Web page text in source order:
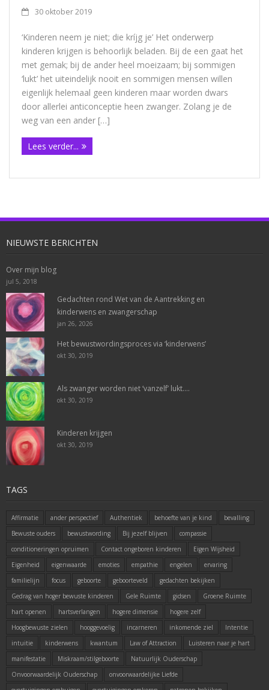
30 oktober 2019
‘Kinderen neem je niet; die kríjg je’ Het onderwerp
kinderen krijgen is behoorlijk beladen. Bij de een gaat het
met gemak; bij de ander heel moeizaam; bij sommigen
‘lukt’ het uiteindelijk nooit en sommigen mensen willen
eigenlijk helemaal geen kinderen maar worden dwars
door allerlei anticonceptie heen zwanger. Zolang je de
weg van een ander […]
Lees verder...
NIEUWSTE BERICHTEN
Over mijn blog
jul 5, 2018
Gedachten rond Wet van de Aantrekking en
kinderwens en zwangerschap
jan 26, 2026
Het bewustwordingsproces via ‘kinderwens’
okt 30, 2019
Als zwanger worden niet ‘vanzelf’ lukt….
okt 30, 2019
Kinderen krijgen
okt 30, 2019
TAGS
Affirmatie ander perspectief Authentiek behoefte van je kind
bevalling
Bewuste ouders
bewustwording Bij jezelf blijven
compassie
conditioneringen opruimen
Contact ongeboren kinderen
Eigen Wijsheid
Eigenheid
eigenwaarde emoties empathie engelen
ervaring
familielijn
focus geboorte geboorteveld
gedachten bekijken
Gedrag van hoger bewuste kinderen
Gele Ruimte gidsen
Groene Ruimte
hart openen
hartsverlangen hogere dimensie
hogere zelf
Hoogbewuste zielen
hooggevoelig incarneren inkomende ziel
Intentie
intuitie
kinderwens kwantum Law of Attraction
Luisteren naar je hart
manifestatie
Miskraam/stilgeboorte
Natuurlijk Ouderschap
Onvoorwaardelijk Ouderschap
onvoorwaardelijke Liefde